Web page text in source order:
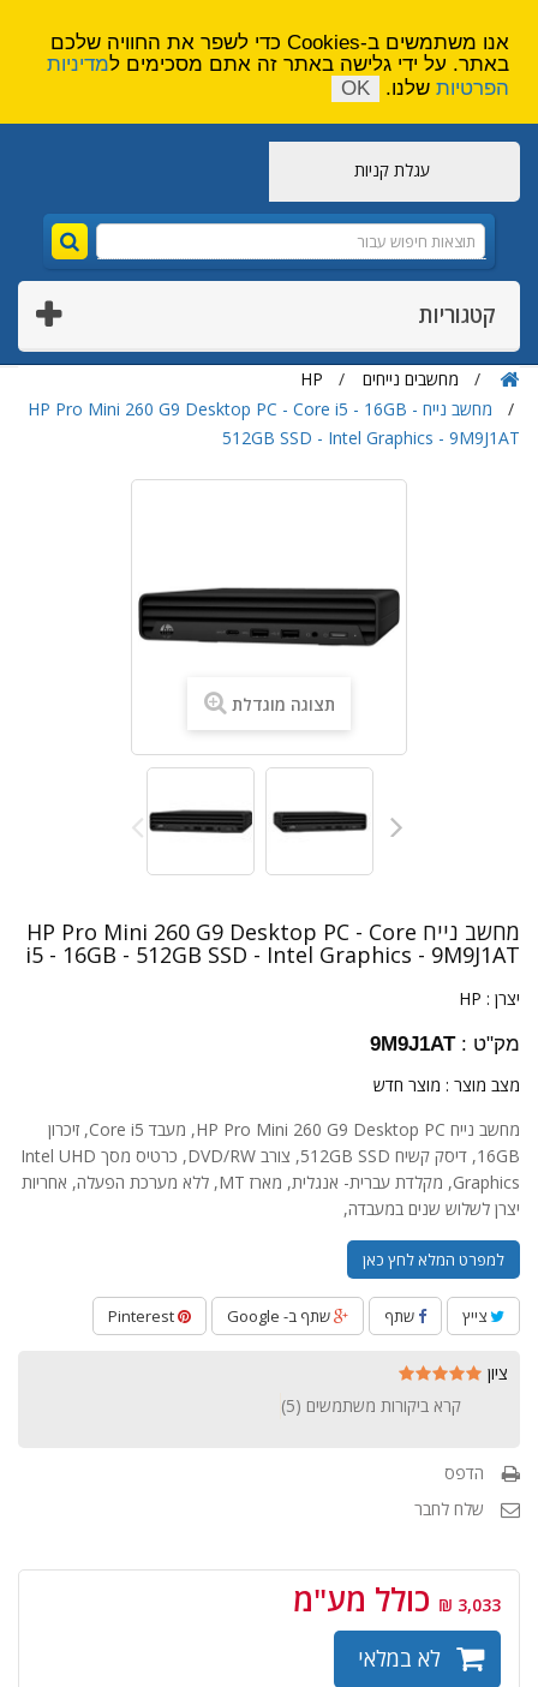
עגלת קניות
קטגוריות
מחשבים נייחים
HP
מחשב נייח HP Pro Mini 260 G9 Desktop PC - Core i5 - 16GB -
512GB SSD - Intel Graphics - 9M9J1AT
תצוגה מוגדלת
מחשב נייח HP Pro Mini 260 G9 Desktop PC - Core
i5 - 16GB - 512GB SSD - Intel Graphics - 9M9J1AT
יצרן : HP
מק"ט : 9M9J1AT
מצב מוצר : מוצר חדש
מחשב נייח HP Pro Mini 260 G9 Desktop PC, מעבד Core i5, זיכרון
16GB, דיסק קשיח 512GB SSD, צורב DVD/RW, כרטיס מסך Intel UHD
Graphics, מקלדת עברית- אנגלית, מארז MT, ללא מערכת הפעלה, אחריות
יצרן לשלוש שנים במעבדה,
למפרט המלא לחץ כאן
צייץ שתף שתף ב- Google
ציון
קרא ביקורות משתמשים (5
)
הדפס
שלח לחבר
3,033 ₪ כולל מע"מ
לא במלאי
אנו משתמשים ב-Cookies כדי לשפר את החוויה שלכם
באתר. על ידי גלישה באתר זה אתם מסכימים למדיניות
הפרטיות שלנו. OK